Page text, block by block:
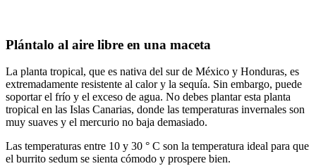
Plántalo al aire libre en una maceta
La planta tropical, que es nativa del sur de México y Honduras, es
extremadamente resistente al calor y la sequía. Sin embargo, puede
soportar el frío y el exceso de agua. No debes plantar esta planta
tropical en las Islas Canarias, donde las temperaturas invernales son
muy suaves y el mercurio no baja demasiado.
Las temperaturas entre 10 y 30 ° C son la temperatura ideal para que
el burrito sedum se sienta cómodo y prospere bien.